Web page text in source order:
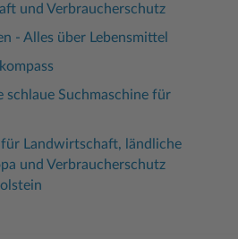
und Verbraucherschutz
- Alles über Lebensmittel
schlaue Suchmaschine für
Landwirtschaft, ländliche
und Verbraucherschutz